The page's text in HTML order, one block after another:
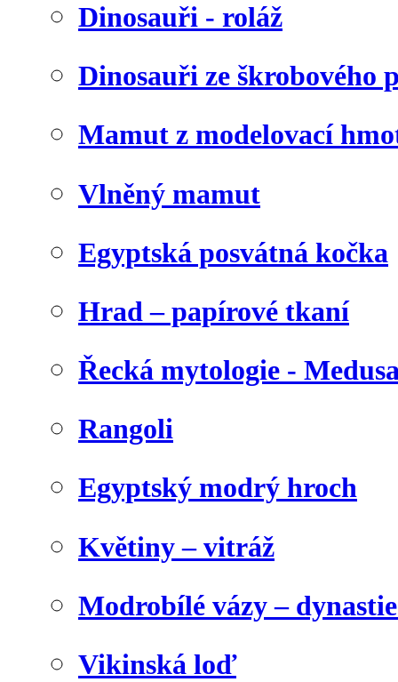
Dinosauři - roláž
Dinosauři ze škrobového
Mamut z modelovací
Vlněný mamut
Egyptská posvátná kočka
Hrad – papírové tkaní
Řecká mytologie -
Rangoli
Egyptský modrý hroch
Květiny – vitráž
Modrobílé vázy –
Vikinská loď